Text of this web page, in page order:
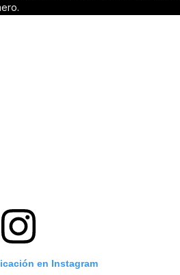
en Instagram